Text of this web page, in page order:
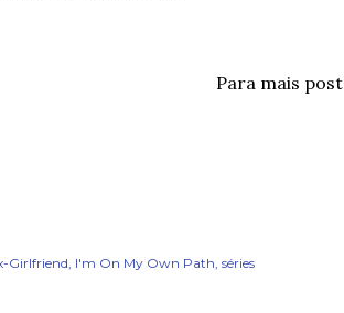
Para mais
Girlfriend I'm On My Own Path séries